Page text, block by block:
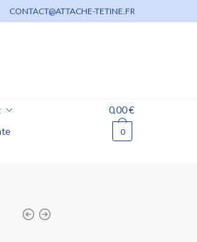
CONTACT@ATTACHE-TETINE.FR
0,00€
0